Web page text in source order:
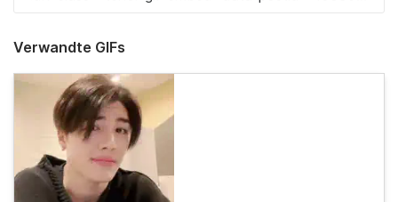
Verwandte GIFs